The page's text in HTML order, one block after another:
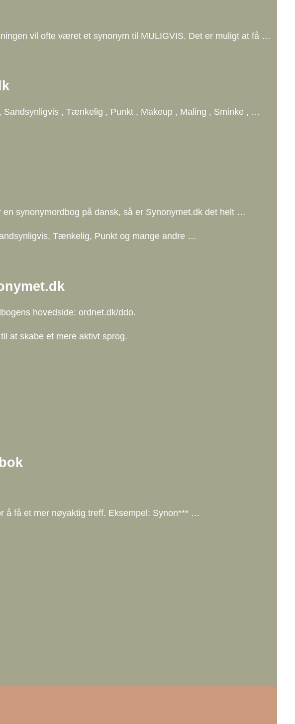
vil ofte været et synonym til MULIGVIS. Det er muligt at få …
Sandsynligvis , Tænkelig , Punkt , Makeup , Maling , Sminke , …
synonymordbog på dansk, så er Synonymet.dk det helt …
Tænkelig, Punkt og mange andre …
hovedside: ordnet.dk/ddo.
at skabe et mere aktivt sprog.
å få et mer nøyaktig treff. Eksempel: Synon*** …